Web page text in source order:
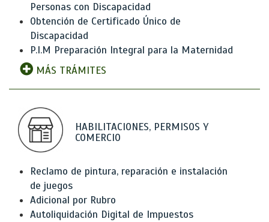
Personas con Discapacidad
Obtención de Certificado Único de
Discapacidad
P.I.M Preparación Integral para la Maternidad
MÁS TRÁMITES
HABILITACIONES, PERMISOS Y
COMERCIO
Reclamo de pintura, reparación e instalación
de juegos
Adicional por Rubro
Autoliquidación Digital de Impuestos